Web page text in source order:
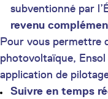
subventionné par
revenu
Pour vous permettre
photovoltaïque,
application de
Suivre en temps